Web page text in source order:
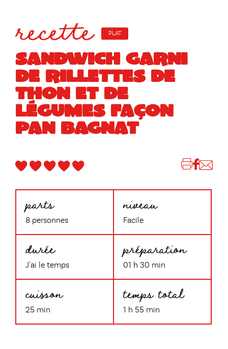
recette PLAT
SANDWICH GARNI
DE RILLETTES DE
THON ET DE
LÉGUMES FAÇON
PAN BAGNAT
parts
8 personnes
niveau
Facile
durée
J'ai le temps
préparation
01 h 30 min
cuisson
25 min
temps total
1 h 55 min